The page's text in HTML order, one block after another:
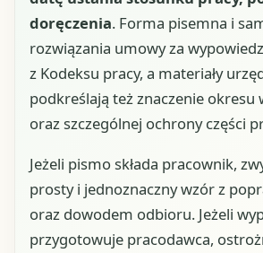
doręczenia. Forma pisemna i
rozwiązania umowy za
z Kodeksu pracy, a materiały
podkreślają też znaczenie okresu
oraz szczególnej ochrony części
Jeżeli pismo składa pracownik,
prosty i jednoznaczny wzór z
oraz dowodem odbioru. Jeżeli
przygotowuje pracodawca,